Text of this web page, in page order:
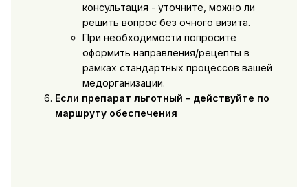
консультация - уточните, можно ли
решить вопрос без очного визита.
При необходимости попросите
оформить направления/рецепты в
рамках стандартных процессов вашей
медорганизации.
Если препарат льготный - действуйте по
маршруту обеспечения